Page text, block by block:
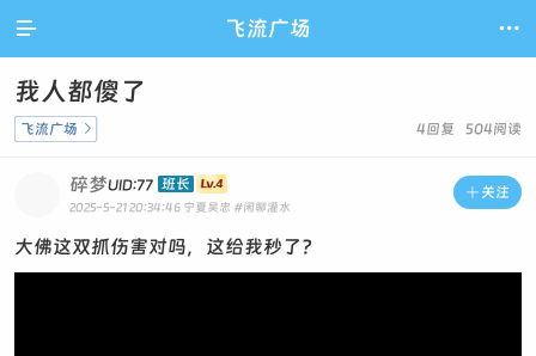
 飞流广场 
我人都傻了
4回复 504阅读
飞流广场 
 关注
碎梦UID:77 班长
2025-5-21 20:34:46 宁夏吴忠 #闲聊灌水
大佛这双抓伤害对吗，这给我秒了？